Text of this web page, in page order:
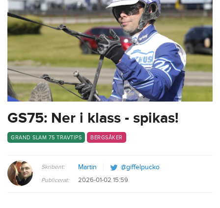
GS75: Ner i klass - spikas!
GRAND SLAM 75 TRAVTIPS BERGSÅKER
Skribent: Martin @giffelpucko
Publicerat: 2026-01-02 15:59